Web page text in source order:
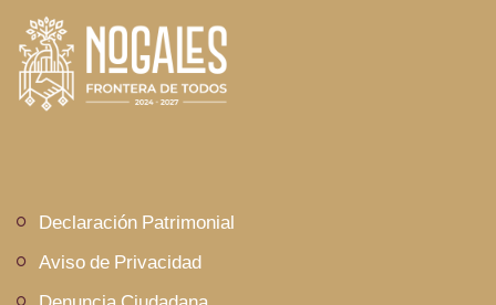
Declaración Patrimonial
Aviso de Privacidad
Denuncia Ciudadana